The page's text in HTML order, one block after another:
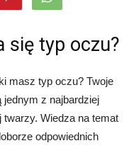
się typ oczu?
masz typ oczu? Twoje
z najbardziej
Wiedza na temat
odpowiednich